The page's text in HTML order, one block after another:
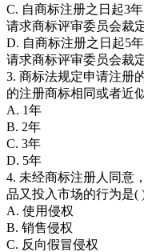
C. 自商标注册之日起3
请求商标评审委员会裁
D. 自商标注册之日起5
请求商标评审委员会裁
3. 商标法规定申请注册
的注册商标相同或者近似
A. 1年
B. 2年
C. 3年
D. 5年
4. 未经商标注册人同意
品又投入市场的行为是( )
A. 使用侵权
B. 销售侵权
C. 反向假冒侵权